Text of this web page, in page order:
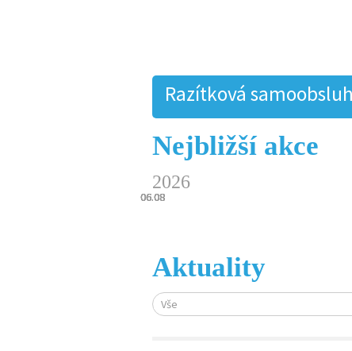
Razítková
Nejbližší akce
2026
06.08
06.08
06.08
06.08
06.08
Aktuality
Vše